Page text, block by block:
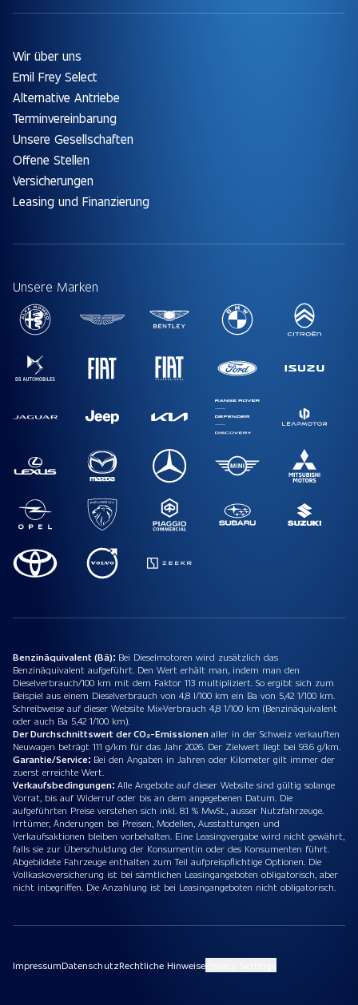
Wir über uns
Emil Frey Select
Alternative Antriebe
Terminvereinbarung
Unsere Gesellschaften
Offene Stellen
Versicherungen
Leasing und Finanzierung
Unsere Marken
Benzinäquivalent (Bä): Bei Dieselmotoren wird zusätzlich das
Benzinäquivalent aufgeführt. Den Wert erhält man, indem man den
Dieselverbrauch/100 km mit dem Faktor 113 multipliziert. So ergibt sich zum
Beispiel aus einem Dieselverbrauch von 4,8 l/100 km ein Ba von 5,42 1/100 km.
Schreibweise auf dieser Website Mix-Verbrauch 4,8 1/100 km (Benzinäquivalent
oder auch Ba 5,42 1/100 km).
Der Durchschnittswert der CO₂-Emissionenaller in der Schweiz verkauften
Neuwagen beträgt 111 g/km für das Jahr 2026. Der Zielwert liegt bei 93.6 g/km.
Garantie/Service: Bei den Angaben in Jahren oder Kilometer gilt immer der
zuerst erreichte Wert.
Verkaufsbedingungen: Alle Angebote auf dieser Website sind gültig solange
Vorrat, bis auf Widerruf oder bis an dem angegebenen Datum. Die
aufgeführten Preise verstehen sich inkl. 8.1 % MwSt., ausser Nutzfahrzeuge.
Irrtümer, Änderungen bei Preisen, Modellen, Ausstattungen und
Verkaufsaktionen bleiben vorbehalten. Eine Leasingvergabe wird nicht gewährt,
falls sie zur Überschuldung der Konsumentin oder des Konsumenten führt.
Abgebildete Fahrzeuge enthalten zum Teil aufpreispflichtige Optionen. Die
Vollkaskoversicherung ist bei sämtlichen Leasingangeboten obligatorisch, aber
nicht inbegriffen. Die Anzahlung ist bei Leasingangeboten nicht obligatorisch.
ImpressumDatenschutzRechtliche Hinweise